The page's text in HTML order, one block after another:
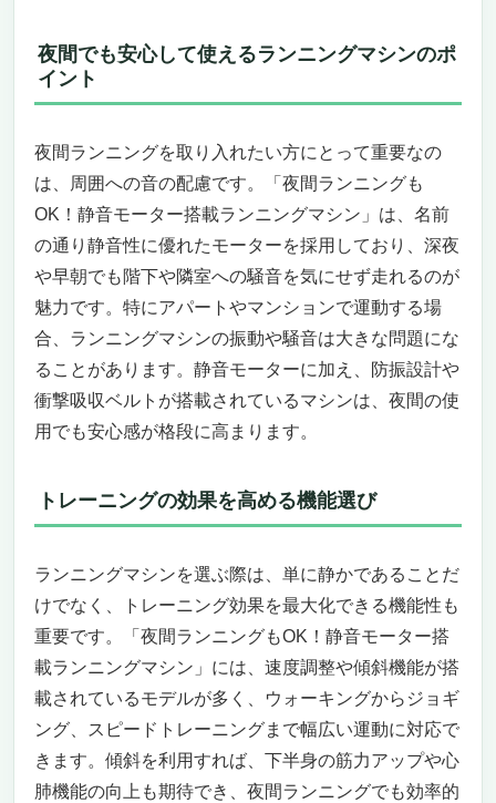
省スペース＆軽量設計で自宅やオフィスに最
こんな人におすすめ、逆に向かない人は？
るなら迷わずこれ！
Speediance NightRunner Pro｜夜間ランニング
もOK！静音モーター搭載ランニングマシン
夜でも静かに、効率よく走れる！自宅での夜
間ランニングに最適
コンパクトかつ省スペースで置き場所も悩ま
ない
こんな方に特におすすめ
圧倒的な耐久性と安心サポート
まとめ
イン1 ウォーキングパッド トレッドミル 耐荷
重300ポンド
グもOK！静音モーター搭載ランニングマシ
ンの魅力
家庭用でもジム並みの性能！耐荷重＆耐久性
折りたたみ式だから、設置も収納もラクラク
本気で体を変えたい人のための最強パートナ
ー
夜間ランニングもOK！静音モーター搭載ラン
ニングマシン – WalkingPad Z3 Hybrid
夜間でも安心して使えるランニングマシンのポ
イント
夜間ランニングを取り入れたい方にとって重要なの
は、周囲への音の配慮です。「夜間ランニングも
OK！静音モーター搭載ランニングマシン」は、名前
の通り静音性に優れたモーターを採用しており、深夜
や早朝でも階下や隣室への騒音を気にせず走れるのが
魅力です。特にアパートやマンションで運動する場
合、ランニングマシンの振動や騒音は大きな問題にな
ることがあります。静音モーターに加え、防振設計や
衝撃吸収ベルトが搭載されているマシンは、夜間の使
用でも安心感が格段に高まります。
トレーニングの効果を高める機能選び
ランニングマシンを選ぶ際は、単に静かであることだ
けでなく、トレーニング効果を最大化できる機能性も
重要です。「夜間ランニングもOK！静音モーター搭
載ランニングマシン」には、速度調整や傾斜機能が搭
載されているモデルが多く、ウォーキングからジョギ
ング、スピードトレーニングまで幅広い運動に対応で
きます。傾斜を利用すれば、下半身の筋力アップや心
肺機能の向上も期待でき、夜間ランニングでも効率的